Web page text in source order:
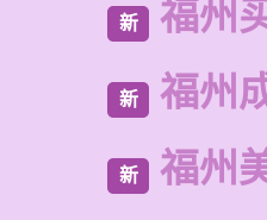
新 福州
新 福州
新 福州